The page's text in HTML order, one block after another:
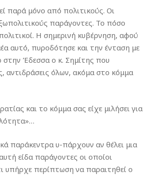
παρά μόνο από πολιτικούς. Οι
παράγοντες. Το πόσο
Η σημερινή κυβέρνηση, αφού
αυτό, πυροδότησε και την ένταση με
στην Έδεσσα ο κ. Σημίτης που
αντιδράσεις όλων, ακόμα στο κόμμα
και το κόμμα σας είχε μιλήσει για
παράκεντρα υ-πάρχουν αν θέλει μια
είδα παράγοντες οι οποίοι
υπήρχε περίπτωση να παραιτηθεί ο